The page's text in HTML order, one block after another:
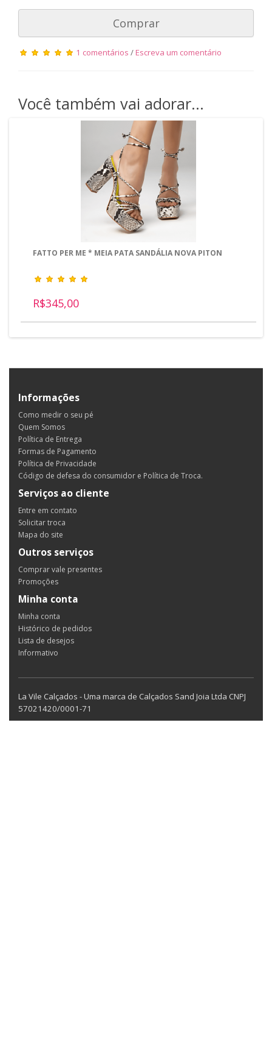
Comprar
1 comentários / Escreva um comentário
Você também vai adorar...
FATTO PER ME * MEIA PATA SANDÁLIA NOVA PITON
R$345,00
Informações
Como medir o seu pé
Quem Somos
Política de Entrega
Formas de Pagamento
Política de Privacidade
Código de defesa do consumidor e Política de Troca.
Serviços ao cliente
Entre em contato
Solicitar troca
Mapa do site
Outros serviços
Comprar vale presentes
Promoções
Minha conta
Minha conta
Histórico de pedidos
Lista de desejos
Informativo
La Vile Calçados - Uma marca de Calçados Sand Joia Ltda CNPJ
57021420/0001-71